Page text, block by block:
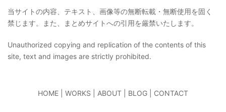
当サイトの内容、テキスト、画像等の無断転載・無断使用を固く
禁じます。また、まとめサイトへの引用を厳禁いたします。
Unauthorized copying and replication of the contents of this
site, text and images are strictly prohibited.
HOME WORKS ABOUT BLOG CONTACT